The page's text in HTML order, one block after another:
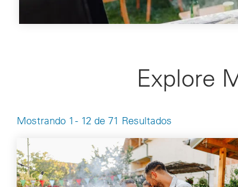
Explore
Mostrando 1 - 12 de 71 Resultados